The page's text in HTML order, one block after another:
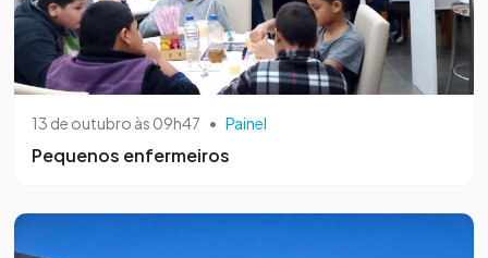
13 de outubro às 09h47 • Painel
Pequenos enfermeiros